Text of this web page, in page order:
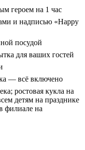
героем на 1 час
и надписью «Happy
посудой
для ваших гостей
— всё включено
ростoвая кукла на
детям на празднике
филиале на